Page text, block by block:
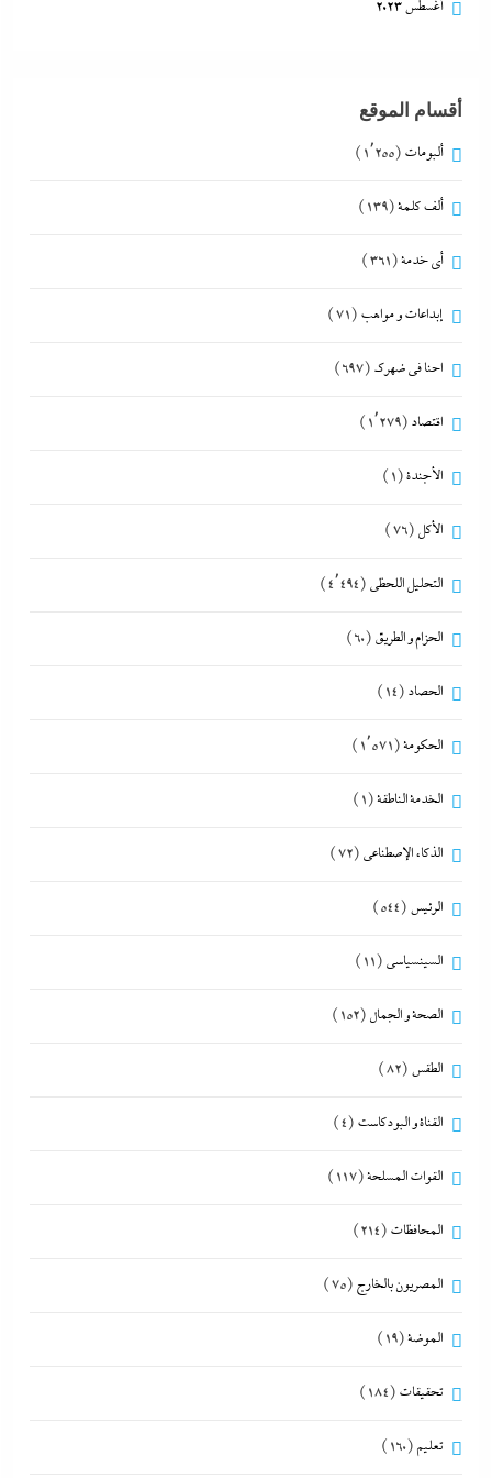
أغسطس 2023
أقسام الموقع
ألبومات (1٬255)
ألف كلمة(139)
أي خدمة(361)
إبداعات و مواهب (71)
احنا في ضهرك (697)
اقتصاد (1٬279)
الأجندة(1)
الأكل (76)
التحليل اللحظي (4٬494)
الحزام و الطريق (60)
الحصاد (14)
الحكومة(1٬571)
الخدمة الناطقة(1)
الذكاء الإصطناعي (72)
الرئيس (544)
السينسياسي (11)
الصحة و الجمال (152)
الطقس (82)
القناة و البودكاست (4)
القوات المسلحة(117)
المحافظات (214)
المصريون بالخارج (75)
الموضة(19)
تحقيقات (184)
تعليم (160)